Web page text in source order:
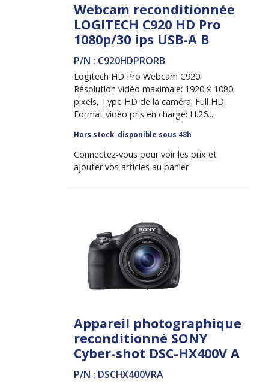
Webcam reconditionnée
LOGITECH C920 HD Pro
1080p/30 ips USB-A B
P/N : C920HDPRORB
Logitech HD Pro Webcam C920.
Résolution vidéo maximale: 1920 x 1080
pixels, Type HD de la caméra: Full HD,
Format vidéo pris en charge: H.26...
Hors stock. disponible sous 48h
Connectez-vous pour voir les prix et
ajouter vos articles au panier
Appareil photographique
reconditionné SONY
Cyber-shot DSC-HX400V A
P/N : DSCHX400VRA